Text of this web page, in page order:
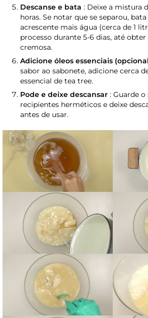
Descanse e bata : Deixe a mistura
horas. Se notar que se separou,
acrescente mais água (cerca de 1
processo durante 5-6 dias, até
cremosa.
Adicione óleos essenciais
sabor ao sabonete, adicione cerca
essencial de tea tree.
Pode e deixe descansar : Guarde
recipientes herméticos e deixe
antes de usar.